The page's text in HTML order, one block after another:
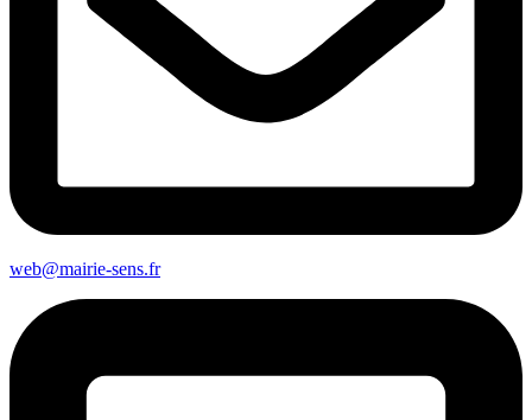
web@mairie-sens.fr